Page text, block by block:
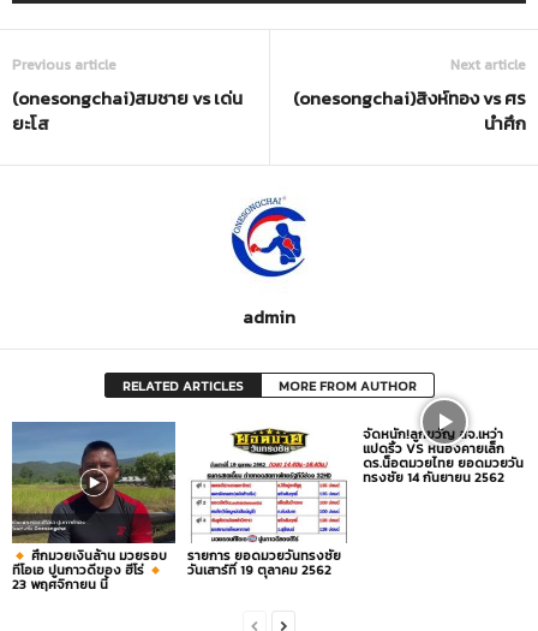
Previous article
(onesongchai)สมชาย vs เด่น
ยะโส
Next article
(onesongchai)สิงห์ทอง vs ศร
นำศึก
admin
RELATED ARTICLES MORE FROM AUTHOR
ศึกมวยเงินล้าน มวยรอบ
ทีโอเอ ปูนกาวดีของ ฮีโร่
23 พฤศจิกายน นี้
รายการ ยอดมวยวันทรงชัย
วันเสาร์ที่ 19 ตุลาคม 2562
จัดหนัก!ลูกขวัญ สจ.เหว่า
แปดริ้ว VS หนองคายเล็ก
ดร.น็อตมวยไทย ยอดมวยวัน
ทรงชัย 14 กันยายน 2562